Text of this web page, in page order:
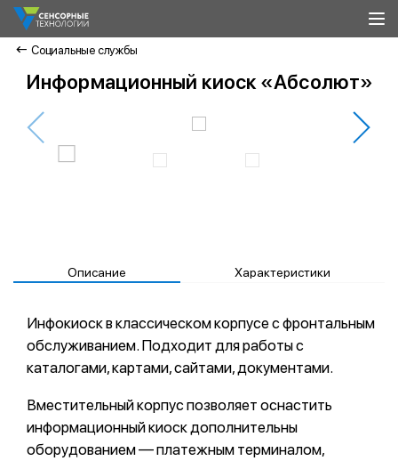
Социальные службы
Информационный киоск «Абсолют»
Описание Характеристики
Инфокиоск в классическом корпусе с фронтальным
обслуживанием. Подходит для работы с
каталогами, картами, сайтами, документами.
Вместительный корпус позволяет оснастить
информационный киоск дополнительны
оборудованием — платежным терминалом,